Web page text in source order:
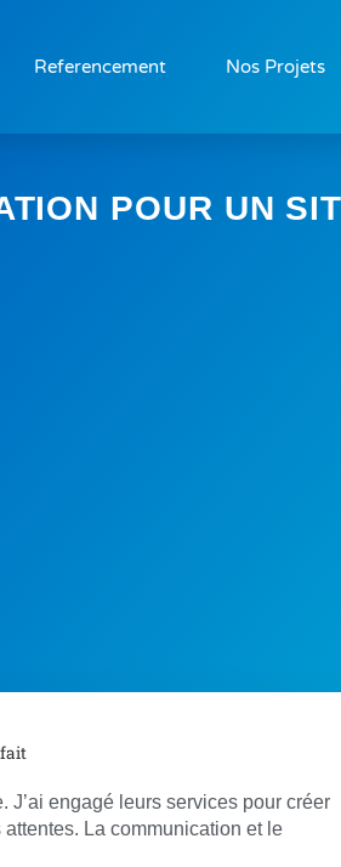
Referencement Nos Projets
POUR UN
engagé leurs services pour créer
La communication et le